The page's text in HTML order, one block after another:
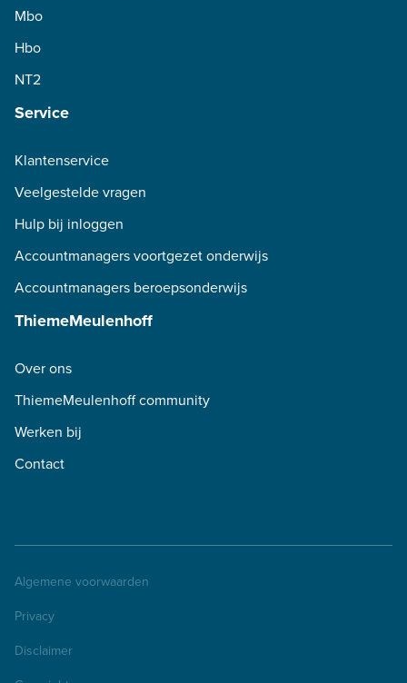
Mbo
Hbo
NT2
Service
Klantenservice
Veelgestelde vragen
Hulp bij inloggen
Accountmanagers voortgezet onderwijs
Accountmanagers beroepsonderwijs
ThiemeMeulenhoff
Over ons
ThiemeMeulenhoff community
Werken bij
Contact
Algemene voorwaarden
Privacy
Disclaimer